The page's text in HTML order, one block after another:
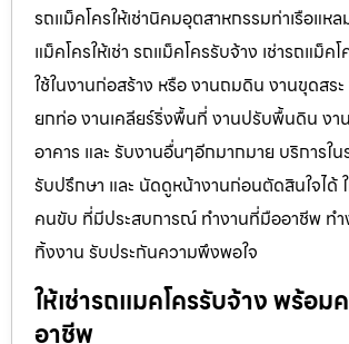
รถแม็คโครให้เช่านิคมอุตสาหกรรมท่าเรือแห
แม็คโครให้เช่า รถแม็คโครรับจ้าง เช่ารถแม็ค
ใช้ในงานก่อสร้าง หรือ งานถมดิน งานขุดสร
ยกท่อ งานเคลียร์ริ่งพื้นที่ งานปรับพื้นดิน ง
อาคาร และ รับงานอื่นๆอีกมากมาย บริการใน
รับปรึกษา และ นัดดูหน้างานก่อนตัดสินใจได้
คนขับ ที่มีประสบการณ์ ทำงานที่มืออาชีพ ทำ
ทิ้งงาน รับประกันความพึงพอใจ
ให้เช่ารถแมคโครรับจ้าง พร้อ
อาชีพ